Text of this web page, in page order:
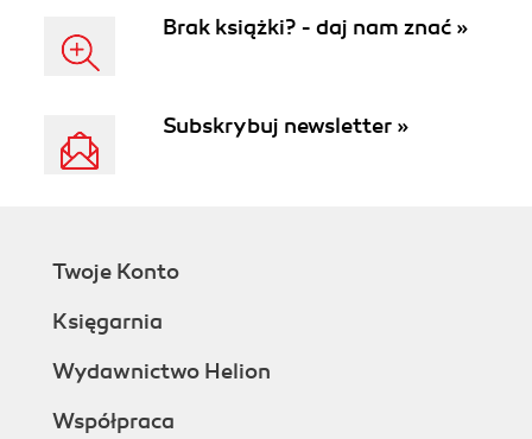
Brak książki? - daj nam znać »
Subskrybuj newsletter »
Twoje Konto
Księgarnia
Wydawnictwo Helion
Współpraca